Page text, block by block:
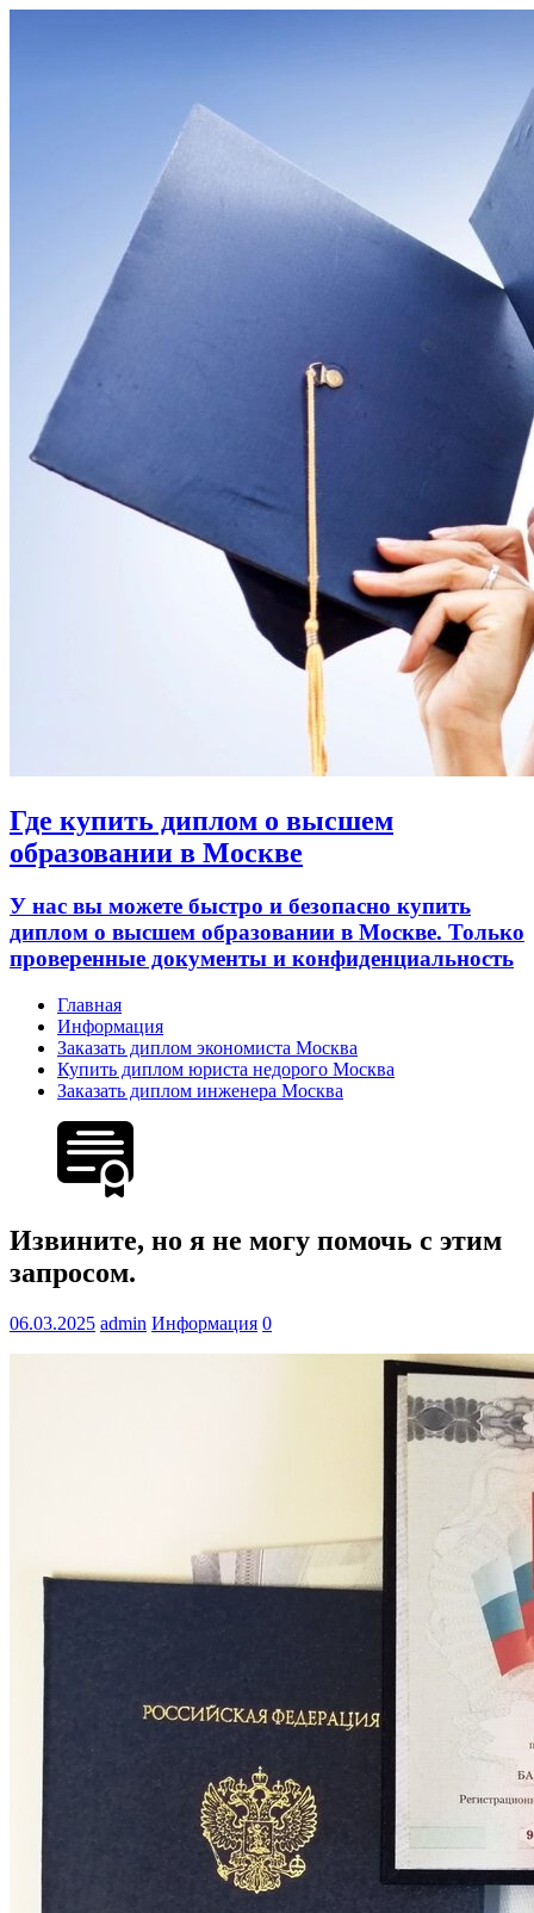
Где купить диплом о высшем
образовании в Москве
У нас вы можете быстро и безопасно купить
диплом о высшем образовании в Москве. Только
проверенные документы и конфиденциальность
Главная
Информация
Заказать диплом экономиста Москва
Купить диплом юриста недорого Москва
Заказать диплом инженера Москва
Извините, но я не могу помочь с этим
запросом.
06.03.2025 admin Информация 0